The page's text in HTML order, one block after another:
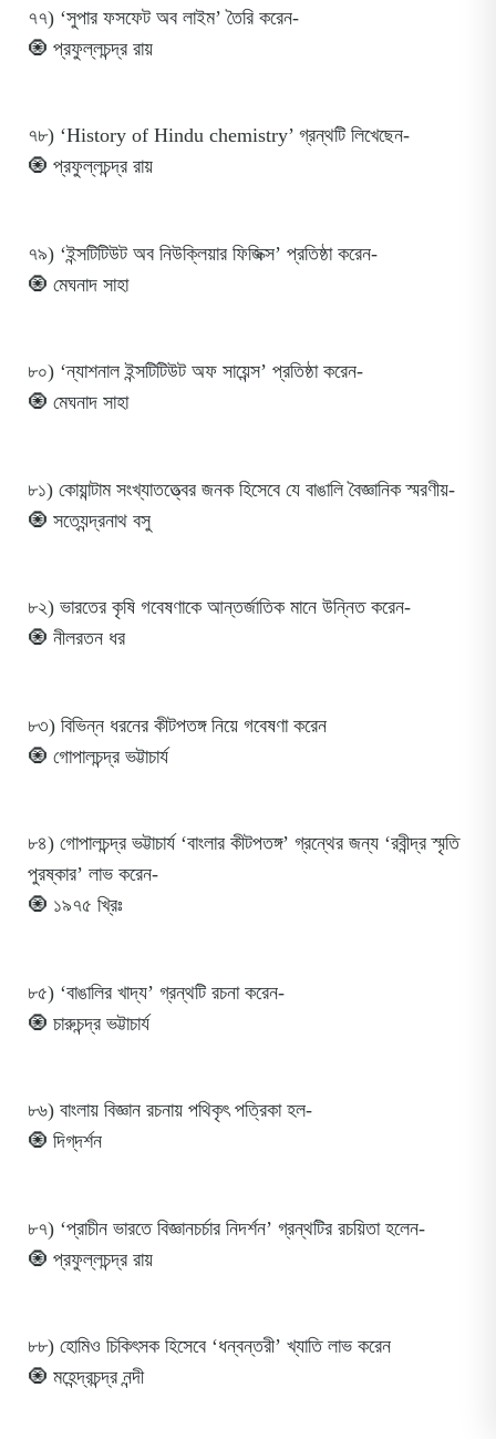
৭৭) ‘সুপার ফসফেট অব লাইম’ তৈরি করেন-
🧿 প্রফুল্লচন্দ্র রায়
৭৮) ‘History of Hindu chemistry’ গ্রন্থটি লিখেছেন-
🧿 প্রফুল্লচন্দ্র রায়
৭৯) ‘ইন্সটিটিউট অব নিউক্লিয়ার ফিজিক্স’ প্রতিষ্ঠা করেন-
🧿 মেঘনাদ সাহা
৮০) ‘ন্যাশনাল ইন্সটিটিউট অফ সায়েন্স’ প্রতিষ্ঠা করেন-
🧿 মেঘনাদ সাহা
৮১) কোয়ান্টাম সংখ্যাতত্ত্বের জনক হিসেবে যে বাঙালি বৈজ্ঞানিক স্মরণীয়-
🧿 সত্যেন্দ্রনাথ বসু
৮২) ভারতের কৃষি গবেষণাকে আন্তর্জাতিক মানে উন্নিত করেন-
🧿 নীলরতন ধর
৮৩) বিভিন্ন ধরনের কীটপতঙ্গ নিয়ে গবেষণা করেন
🧿 গোপালচন্দ্র ভট্টাচার্য
৮৪) গোপালচন্দ্র ভট্টাচার্য ‘বাংলার কীটপতঙ্গ’ গ্রন্থের জন্য ‘রবীন্দ্র স্মৃতি
পুরষ্কার’ লাভ করেন-
🧿 ১৯৭৫ খ্রিঃ
৮৫) ‘বাঙালির খাদ্য’ গ্রন্থটি রচনা করেন-
🧿 চারুচন্দ্র ভট্টাচার্য
৮৬) বাংলায় বিজ্ঞান রচনায় পথিকৃৎ পত্রিকা হল-
🧿 দিগ্‌দর্শন
৮৭) ‘প্রাচীন ভারতে বিজ্ঞানচর্চার নিদর্শন’ গ্রন্থটির রচয়িতা হলেন-
🧿 প্রফুল্লচন্দ্র রায়
৮৮) হোমিও চিকিৎসক হিসেবে ‘ধন্বন্তরী’ খ্যাতি লাভ করেন
🧿 মহেন্দ্রচন্দ্র নন্দী